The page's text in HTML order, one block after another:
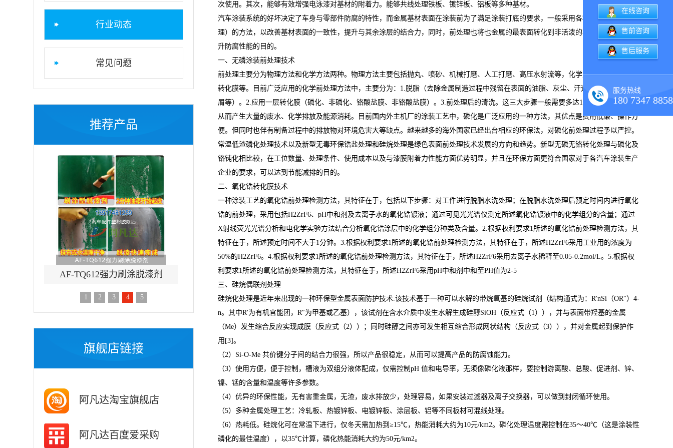
行业动态
常见问题
推荐产品
AF-CF658钢筋除锈剂 AF-TQ611塑粉脱除剂（常温）
1 2 3 4 5
旗舰店链接
阿凡达淘宝旗舰店
阿凡达百度爱采购
次使用。其次，能够有效增强电泳漆对基材的附着力。能够共线处理铁板、镀锌板、铝板等多种基材。
汽车涂装系统的好坏决定了车身与零部件防腐的特性，而金属基材表面在涂装前为了满足涂装打底的要求，一般采用各种前处理（预处
理）的方法，以改善基材表面的一致性，提升与其余涂层的结合力，同时，前处理也将也金属的最表面转化到非活泼的状态，从而达到提
升防腐性能的目的。
一、无磷涂装前处理技术
前处理主要分为物理方法和化学方法两种。物理方法主要包括抛丸、喷砂、机械打磨、人工打磨、高压水射流等，化学方法则包括镀层、
转化膜等。目前广泛应用的化学前处理方法中，主要分为：1.脱脂（去除金属制造过程中残留在表面的油脂、灰尘、汗迹以及附着的金属
屑等）。2.应用一层转化膜（磷化、非磷化、铬酸盐膜、非铬酸盐膜）。3.前处理后的清洗。这三大步骤一般需要多达12道左右的工序，
从而产生大量的废水、化学排放及能源消耗。目前国内外主机厂的涂装工艺中，磷化是广泛应用的一种方法，其优点是费用低廉、操作方
便。但同时也伴有制备过程中的排放物对环境危害大等缺点。越来越多的海外国家已经出台相应的环保法，对磷化前处理过程予以严控。
常温低渣磷化处理技术以及新型无毒环保锆盐处理和硅烷处理是绿色表面前处理技术发展的方向和趋势。新型无磷无铬转化处理与磷化及
铬钝化相比较，在工位数量、处理条件、使用成本以及与漆膜附着力性能方面优势明显，并且在环保方面更符合国家对于各汽车涂装生产
企业的要求，可以达到节能减排的目的。
二、氧化锆转化膜技术
一种涂装工艺的氧化锆前处理检测方法，其特征在于，包括以下步骤：对工件进行脱脂水洗处理；在脱脂水洗处理后预定时间内进行氧化
锆的前处理，采用包括H2ZrF6、pH中和剂及去离子水的氧化锆镀液；通过可见光光谱仪测定所述氧化锆镀液中的化学组分的含量；通过
X射线荧光光谱分析和电化学实验方法结合分析氧化锆涂层中的化学组分种类及含量。2.根据权利要求1所述的氧化锆前处理检测方法，其
特征在于，所述预定时间不大于1分钟。3.根据权利要求1所述的氧化锆前处理检测方法，其特征在于，所述H2ZrF6采用工业用的浓度为
50%的H2ZrF6。4.根据权利要求1所述的氧化锆前处理检测方法，其特征在于，所述H2ZrF6采用去离子水稀释至0.05-0.2mol/L。5.根据权
利要求1所述的氧化锆前处理检测方法，其特征在于，所述H2ZrF6采用pH中和剂中和至PH值为2-5
三、硅烷偶联剂处理
硅烷化处理是近年来出现的一种环保型金属表面防护技术.该技术基于一种可以水解的带烷氧基的硅烷试剂（结构通式为：R′nSi（OR″）4-
n。其中R′为有机官能团，R″为甲基或乙基），该试剂在含水介质中发生水解生成硅醇SiOH（反应式（1）），并与表面带羟基的金属
（Me）发生缩合反应实现成膜（反应式（2））；同时硅醇之间亦可发生相互缩合形成网状结构（反应式（3）），并对金属起到保护作
用[3]。
（2）Si-O-Me 共价键分子间的结合力很强，所以产品很稳定，从而可以提高产品的防腐蚀能力。
（3）使用方便，便于控制，槽液为双组分液体配成，仅需控制pH 值和电导率，无须像磷化液那样，要控制游离酸、总酸、促进剂、锌、
镍、锰的含量和温度等许多参数。
（4）优异的环保性能，无有害重金属，无渣，废水排放少，处理容易，如果安装过滤器及离子交换器，可以做到封闭循环使用。
（5）多种金属处理工艺：冷轧板、热镀锌板、电镀锌板、涂层板、铝等不同板材可混线处理。
（6）热耗低。硅烷化可在常温下进行，仅冬天需加热到≥15℃，热能消耗大约为10元/km2。磷化处理温度需控制在35～40℃（这是涂装性
磷化的最佳温度），以35℃计算，磷化热能消耗大约为50元/km2。
在线咨询
售前咨询
售后服务
服务热线
180 7347 8858